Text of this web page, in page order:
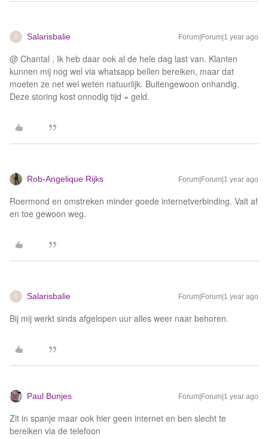
S Salarisbalie Forum|Forum|1 year ago
@ Chantal , Ik heb daar ook al de hele dag last van. Klanten
kunnen mij nog wel via whatsapp bellen bereiken, maar dat
moeten ze net wel weten natuurlijk. Buitengewoon onhandig.
Deze storing kost onnodig tijd = geld.
Rob-Angelique Rijks Forum|Forum|1 year ago
Roermond en omstreken minder goede internetverbinding. Valt af
en toe gewoon weg.
S Salarisbalie Forum|Forum|1 year ago
Bij mij werkt sinds afgelopen uur alles weer naar behoren.
Paul Bunjes Forum|Forum|1 year ago
Zit in spanje maar ook hier geen internet en ben slecht te
bereiken via de telefoon